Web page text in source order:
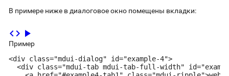
В примере ниже в диалоговое окно помещены вкладки:
code play_arrow
Пример
<div class="mdui-dialog" id="example-4">
<div class="mdui-tab mdui-tab-full-width"